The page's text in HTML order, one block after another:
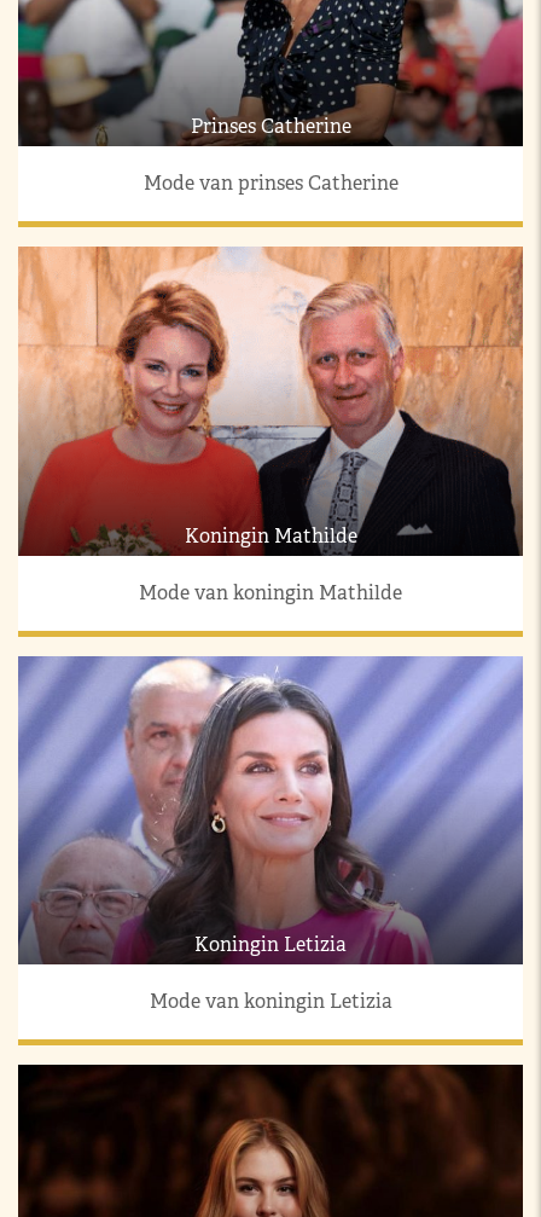
Prinses Catherine
Mode van prinses Catherine
Koningin Mathilde
Mode van koningin Mathilde
Koningin Letizia
Mode van koningin Letizia